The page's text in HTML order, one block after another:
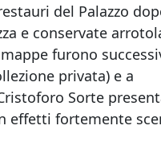
del Palazzo
e conservate
furono
privata) e a
Sorte
effetti fortemente